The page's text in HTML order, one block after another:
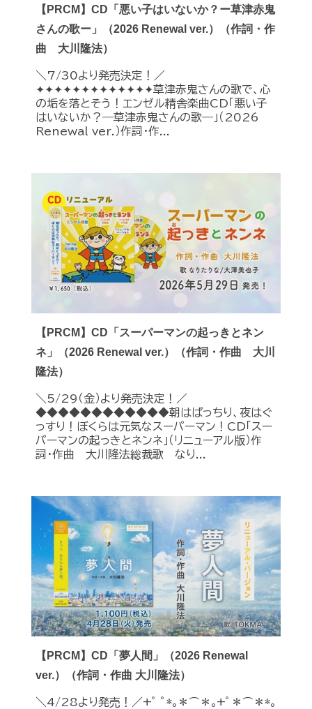
【PRCM】CD「悪い子はいないか？ー草津赤鬼
さんの歌ー」（2026 Renewal ver.）（作詞・作
曲 大川隆法）
＼7/30より発売決定！／
✦✦✦✦✦✦✦✦✦✦✦✦✦草津赤鬼さんの歌で、心
の垢を落とそう！エンゼル精舎楽曲CD「悪い子
はいないか？―草津赤鬼さんの歌―」（2026
Renewal ver.）作詞・作...
【PRCM】CD「スーパーマンの起っきとネン
ネ」（2026 Renewal ver.）（作詞・作曲 大川
隆法）
＼5/29（金）より発売決定！／
◆◆◆◆◆◆◆◆◆◆◆◆朝はぱっちり、夜はぐ
っすり！ぼくらは元気なスーパーマン！CD「スー
パーマンの起っきとネンネ」（リニューアル版）作
詞・作曲 大川隆法総裁歌 なり...
【PRCM】CD「夢人間」（2026 Renewal
ver.）（作詞・作曲 大川隆法）
＼4/28より発売！／+ﾟ ﾟ*｡＊⌒＊｡+ﾟ＊⌒＊*｡